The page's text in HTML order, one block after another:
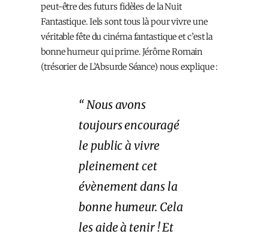
peut-être des futurs fidèles de la Nuit
Fantastique. Iels sont tous là pour vivre une
véritable fête du cinéma fantastique et c’est la
bonne humeur qui prime. Jérôme Romain
(trésorier de L’Absurde Séance) nous explique :
“ Nous avons
toujours encouragé
le public à vivre
pleinement cet
évènement dans la
bonne humeur. Cela
les aide à tenir ! Et